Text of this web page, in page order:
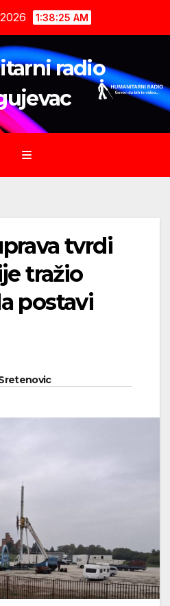
1:38:26 AM
radio
tvrdi
tražio
postavi